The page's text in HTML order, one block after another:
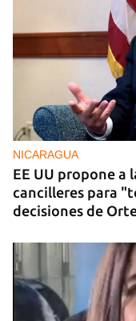
NICARAGUA
EE UU propone a
cancilleres para
decisiones de